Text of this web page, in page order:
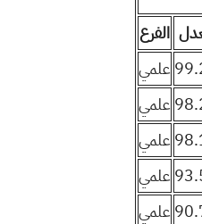
الفرع
علمي
علمي
علمي
علمي
علمي